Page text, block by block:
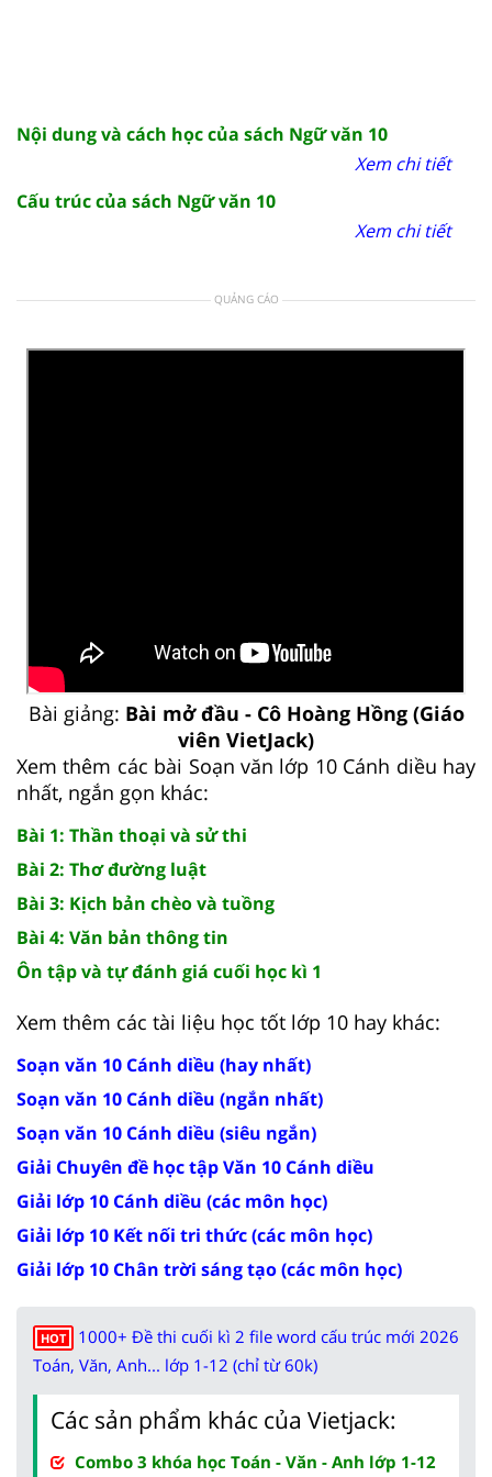
Nội dung và cách học của sách Ngữ văn 10
Xem chi tiết
Cấu trúc của sách Ngữ văn 10
Xem chi tiết
QUẢNG CÁO
Bài giảng: Bài mở đầu - Cô Hoàng Hồng (Giáo
viên VietJack)
Xem thêm các bài Soạn văn lớp 10 Cánh diều hay
nhất, ngắn gọn khác:
Bài 1: Thần thoại và sử thi
Bài 2: Thơ đường luật
Bài 3: Kịch bản chèo và tuồng
Bài 4: Văn bản thông tin
Ôn tập và tự đánh giá cuối học kì 1
Xem thêm các tài liệu học tốt lớp 10 hay khác:
Soạn văn 10 Cánh diều (hay nhất)
Soạn văn 10 Cánh diều (ngắn nhất)
Soạn văn 10 Cánh diều (siêu ngắn)
Giải Chuyên đề học tập Văn 10 Cánh diều
Giải lớp 10 Cánh diều (các môn học)
Giải lớp 10 Kết nối tri thức (các môn học)
Giải lớp 10 Chân trời sáng tạo (các môn học)
HOT
1000+ Đề thi cuối kì 2 file word cấu trúc mới 2026
Toán, Văn, Anh... lớp 1-12 (chỉ từ 60k)
Các sản phẩm khác của Vietjack:
Combo 3 khóa học Toán - Văn - Anh lớp 1-12